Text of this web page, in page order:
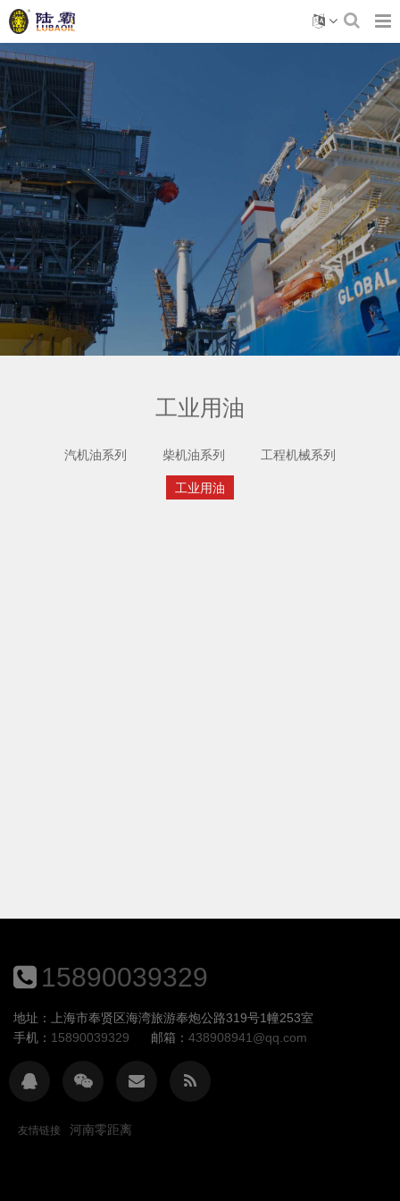
工业用油
汽机油系列 柴机油系列 工程机械系列
工业用油
15890039329
地址：上海市奉贤区海湾旅游奉炮公路319号1幢253室
手机： 15890039329 邮箱： 438908941@qq.com
友情链接 河南零距离